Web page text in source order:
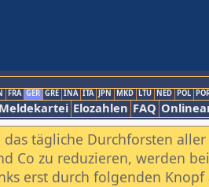
FRA GER GRE INA ITA JPN MKD LTU NED POL
Meldekartei Elozahlen FAQ
tägliche Durchforsten
Co zu reduzieren, werden
erst durch folgenden Knopf